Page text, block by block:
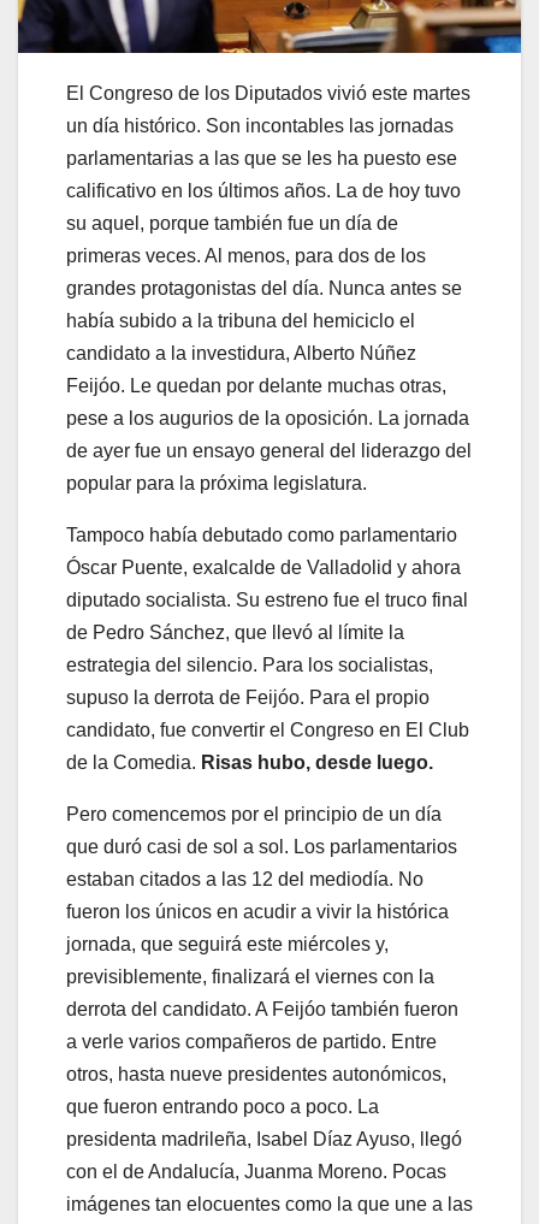
El Congreso de los Diputados vivió este martes
un día histórico. Son incontables las jornadas
parlamentarias a las que se les ha puesto ese
calificativo en los últimos años. La de hoy tuvo
su aquel, porque también fue un día de
primeras veces. Al menos, para dos de los
grandes protagonistas del día. Nunca antes se
había subido a la tribuna del hemiciclo el
candidato a la investidura, Alberto Núñez
Feijóo. Le quedan por delante muchas otras,
pese a los augurios de la oposición. La jornada
de ayer fue un ensayo general del liderazgo del
popular para la próxima legislatura.
Tampoco había debutado como parlamentario
Óscar Puente, exalcalde de Valladolid y ahora
diputado socialista. Su estreno fue el truco final
de Pedro Sánchez, que llevó al límite la
estrategia del silencio. Para los socialistas,
supuso la derrota de Feijóo. Para el propio
candidato, fue convertir el Congreso en El Club
de la Comedia. Risas hubo, desde luego.
Pero comencemos por el principio de un día
que duró casi de sol a sol. Los parlamentarios
estaban citados a las 12 del mediodía. No
fueron los únicos en acudir a vivir la histórica
jornada, que seguirá este miércoles y,
previsiblemente, finalizará el viernes con la
derrota del candidato. A Feijóo también fueron
a verle varios compañeros de partido. Entre
otros, hasta nueve presidentes autonómicos,
que fueron entrando poco a poco. La
presidenta madrileña, Isabel Díaz Ayuso, llegó
con el de Andalucía, Juanma Moreno. Pocas
imágenes tan elocuentes como la que une a las